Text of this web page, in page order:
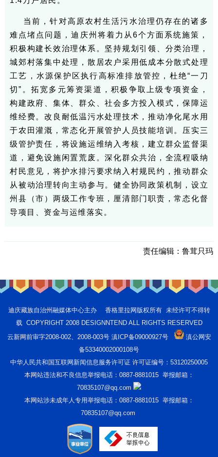
当前，针对高原农村生活污水治理仍存在的诸多
难点堵点问题，迪庆州将着力从6个方面系统施策，
积极构建长效治理体系。坚持规划引领、分类治理，
城郊村落集中处理，散居农户采用低成本分散式处理
工艺，水源保护区执行高标准排放管控，杜绝“一刀
切”。拓宽多元筹资渠道，积极争取上级专项资金，
构建政府、集体、群众、社会多方投入模式，保障运
维经费。改良耐低温污水处理技术，推动净化尾水用
于农田灌溉，常态化开展管护人员技能培训。压实三
级管护责任，将设施运维纳入考核，建立群众监督渠
道，避免设施闲置荒废。深化群众共治，全流程吸纳
村民意见，将护水排污要求纳入村规民约，推动群众
从被动治理转向主动参与。健全协同政策机制，设立
州县（市）两级工作专班，厘清部门职责，常态化督
导项目、资金与运维落实。
责任编辑： 鲁茸只玛
迪庆藏族自治州融媒体中心主办 香格里拉网版权所有 未经许可不得转
载 COPYRIGHT 2008 DESIGNNTEND ALL RIGHTS RESERVED
云新网前审字2008-002、2008-003号 滇ICP备09000927号
滇公网安
备53340002000108号
中华人民共和国互联网新闻信息服务许可证 许可证编号：53120250005
本网站违法和不良信息举报电话：0887-8881015 举报邮箱：
70835107@qq.com
本网站涉未成年人专用举报电话：0887-8881015 举报邮箱：
70835107@qq.com